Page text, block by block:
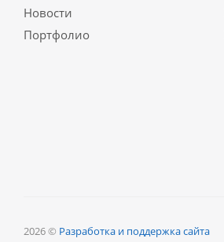
Новости
Портфолио
2026 © Разработка и поддержка сайта